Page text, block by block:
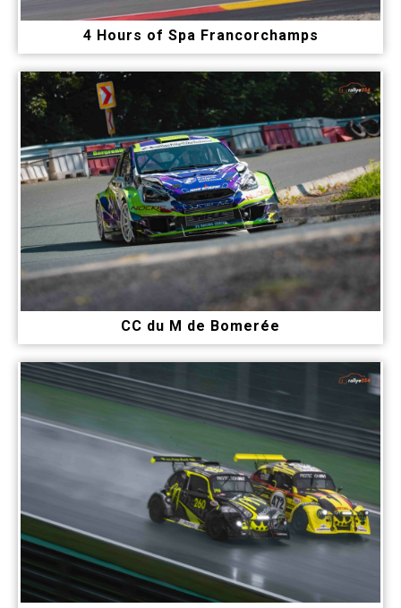
4 Hours of Spa Francorchamps
CC du M de Bomerée